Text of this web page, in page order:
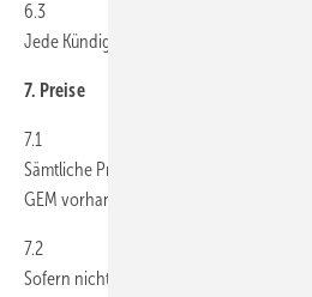
6.3
Jede Kündigung bedarf der Schriftform.
7. Preise
7.1
Sämtliche Preise richten sich nach den
GEM vorhandenen Preisangaben.
7.2
Sofern nicht ausdrücklich anders